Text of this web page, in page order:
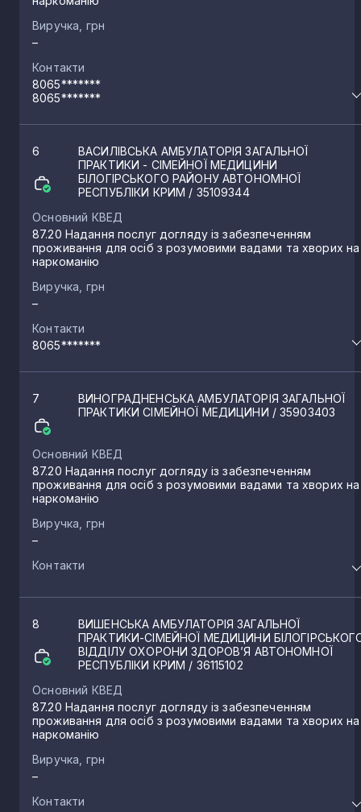
Виручка, грн
–
Контакти
8065*******
8065*******
6
ВАСИЛІВСЬКА АМБУЛАТОРІЯ ЗАГАЛЬНОЇ
ПРАКТИКИ - СІМЕЙНОЇ МЕДИЦИНИ
БІЛОГІРСЬКОГО РАЙОНУ АВТОНОМНОЇ
РЕСПУБЛІКИ КРИМ / 35109344
Основний КВЕД
87.20 Надання послуг догляду із забезпеченням
проживання для осіб з розумовими вадами та хворих на
наркоманію
Виручка, грн
–
Контакти
8065*******
7
ВИНОГРАДНЕНСЬКА АМБУЛАТОРІЯ ЗАГАЛЬНОЇ
ПРАКТИКИ СІМЕЙНОЇ МЕДИЦИНИ / 35903403
Основний КВЕД
87.20 Надання послуг догляду із забезпеченням
проживання для осіб з розумовими вадами та хворих на
наркоманію
Виручка, грн
–
Контакти
8
ВИШЕНСЬКА АМБУЛАТОРІЯ ЗАГАЛЬНОЇ
ПРАКТИКИ-СІМЕЙНОЇ МЕДИЦИНИ
ВІДДІЛУ ОХОРОНИ ЗДОРОВ’Я АВТОНОМНОЇ
РЕСПУБЛІКИ КРИМ / 36115102
Основний КВЕД
87.20 Надання послуг догляду із забезпеченням
проживання для осіб з розумовими вадами та хворих на
наркоманію
Виручка, грн
–
Контакти